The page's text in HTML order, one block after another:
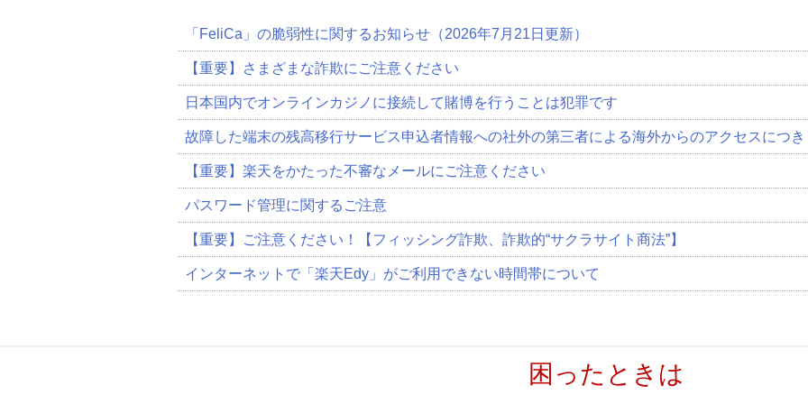
「FeliCa」の脆弱性に関するお知らせ（2026年7月21日更新）
【重要】さまざまな詐欺にご注意ください
日本国内でオンラインカジノに接続して賭博を行うことは犯罪です
故障した端末の残高移行サービス申込者情報への社外の第三者による海外からのアクセスにつ
【重要】楽天をかたった不審なメールにご注意ください
パスワード管理に関するご注意
【重要】ご注意ください！【フィッシング詐欺、詐欺的“サクラサイト商法”】
インターネットで「楽天Edy」がご利用できない時間帯について
困ったときは